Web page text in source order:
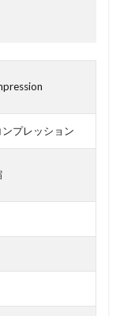
プレッション